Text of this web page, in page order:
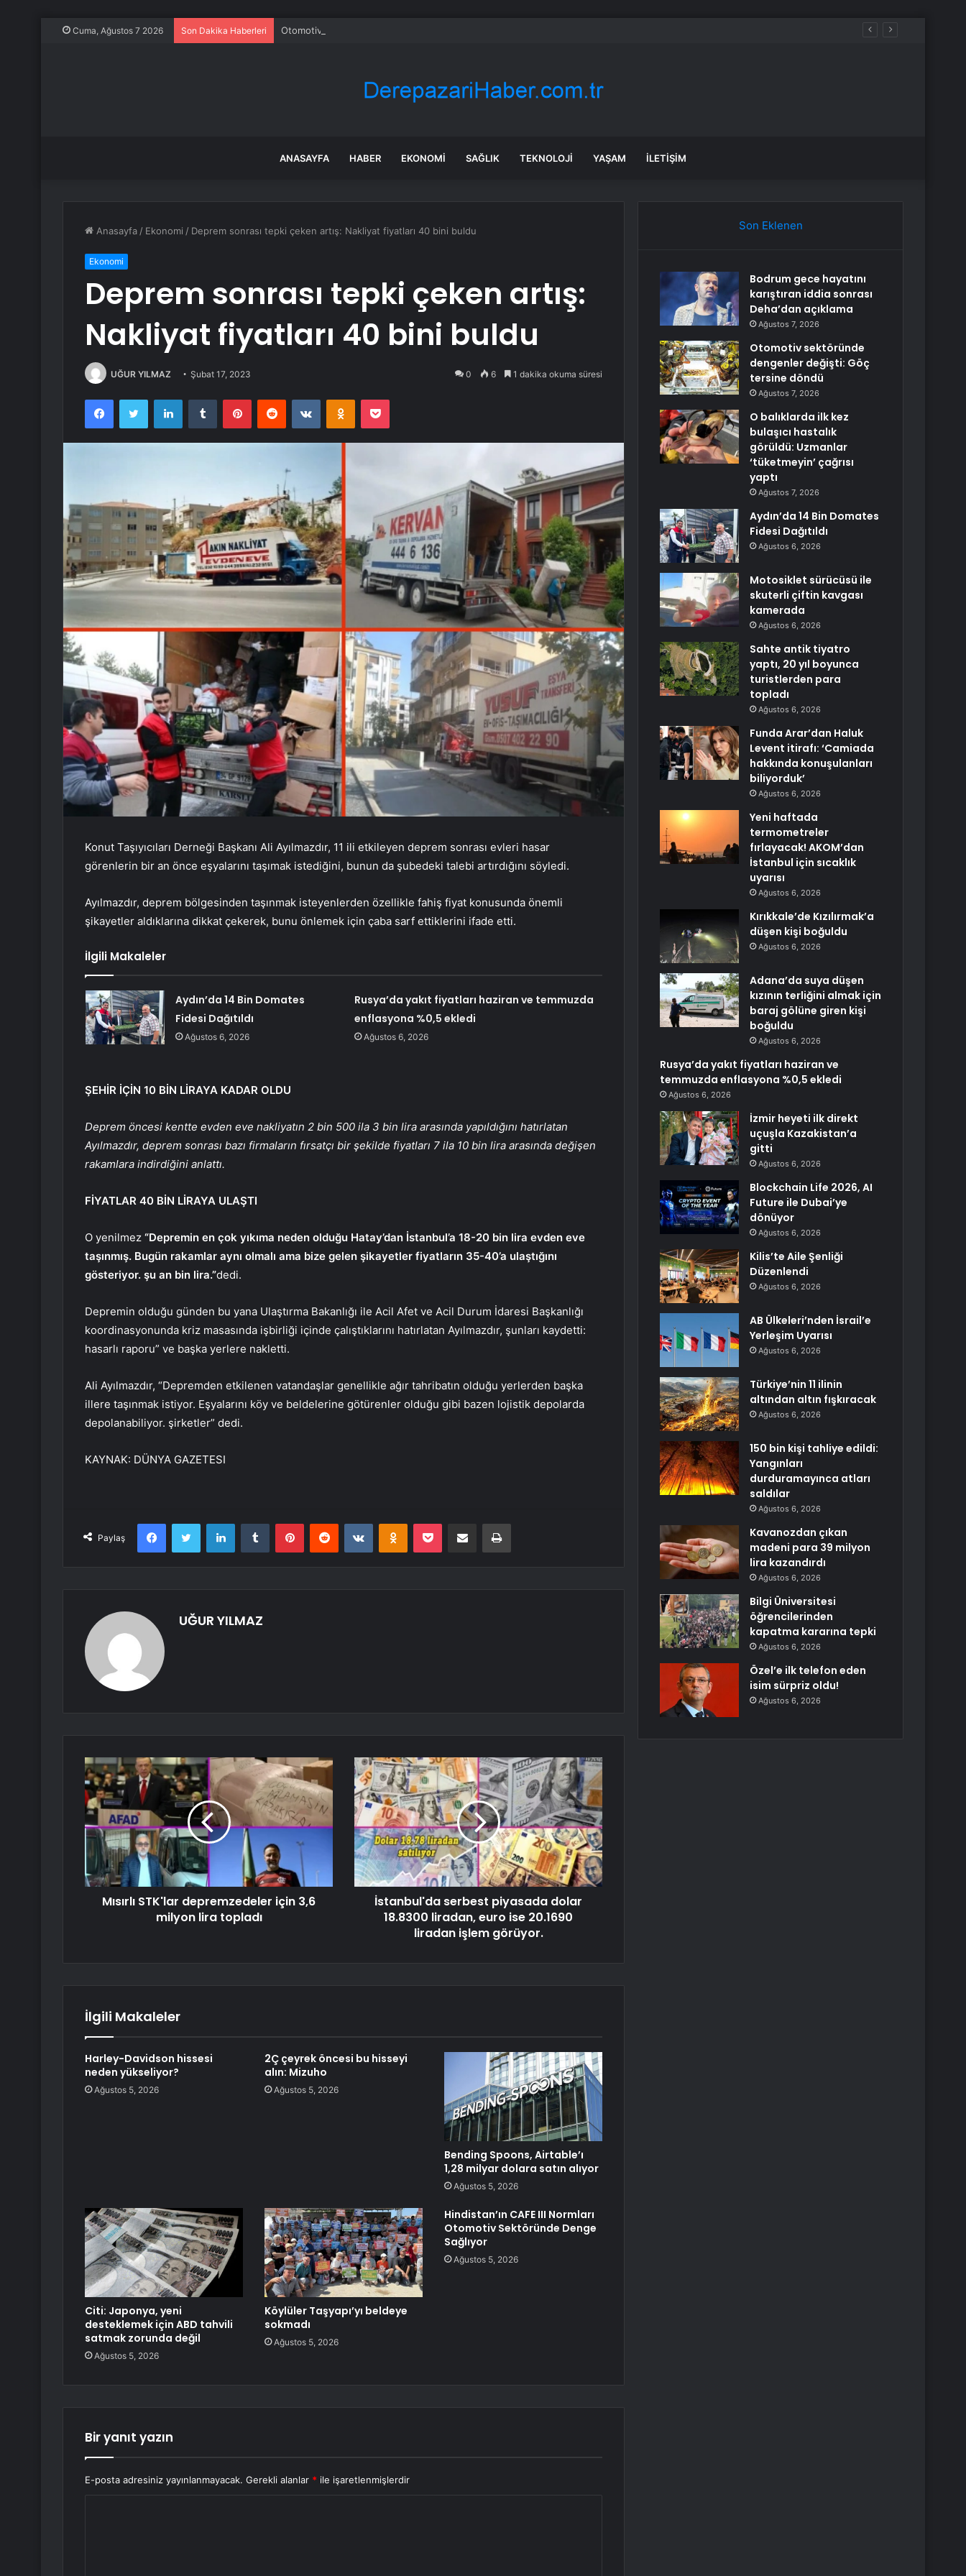
Cuma, Ağustos 7 2026 Son Dakika Haberleri Otomotiv sektöründe dengenler değişti: Göç tersine döndü
ANASAYFA HABER EKONOMI SAĞLIK TEKNOLOJI YAŞAM İLETIŞIM
Anasayfa / Ekonomi / Deprem sonrası tepki çeken artış: Nakliyat fiyatları 40 bini buldu
Ekonomi
Deprem sonrası tepki çeken artış:
Nakliyat fiyatları 40 bini buldu
UĞUR YILMAZ Şubat 17, 2023 0 6 1 dakika okuma süresi
FacebookTwitter LinkedInTumblr PinterestReddit VKontakteOdnoklassniki
Pocket
Konut Taşıyıcıları Derneği Başkanı Ali Ayılmazdır, 11 ili etkileyen deprem sonrası evleri hasar
görenlerin bir an önce eşyalarını taşımak istediğini, bunun da şubedeki talebi artırdığını söyledi.
Ayılmazdır, deprem bölgesinden taşınmak isteyenlerden özellikle fahiş fiyat konusunda önemli
şikayetler aldıklarına dikkat çekerek, bunu önlemek için çaba sarf ettiklerini ifade etti.
İlgili Makaleler
Aydın’da 14 Bin Domates
Fidesi Dağıtıldı
Ağustos 6, 2026
Rusya’da yakıt fiyatları haziran ve temmuzda
enflasyona %0,5 ekledi
Ağustos 6, 2026
ŞEHİR İÇİN 10 BİN LİRAYA KADAR OLDU
Deprem öncesi kentte evden eve nakliyatın 2 bin 500 ila 3 bin lira arasında yapıldığını hatırlatan
Ayılmazdır, deprem sonrası bazı firmaların fırsatçı bir şekilde fiyatları 7 ila 10 bin lira arasında değişen
rakamlara indirdiğini anlattı.
FİYATLAR 40 BİN LİRAYA ULAŞTI
O yenilmez “Depremin en çok yıkıma neden olduğu Hatay’dan İstanbul’a 18-20 bin lira evden eve
taşınmış. Bugün rakamlar aynı olmalı ama bize gelen şikayetler fiyatların 35-40’a ulaştığını
gösteriyor. şu an bin lira.”dedi.
Depremin olduğu günden bu yana Ulaştırma Bakanlığı ile Acil Afet ve Acil Durum İdaresi Başkanlığı
koordinasyonunda kriz masasında işbirliği içinde çalıştıklarını hatırlatan Ayılmazdır, şunları kaydetti:
hasarlı raporu” ve başka yerlere nakletti.
Ali Ayılmazdır, “Depremden etkilenen vatandaşlar genellikle ağır tahribatın olduğu yerlerden başka
illere taşınmak istiyor. Eşyalarını köy ve beldelerine götürenler olduğu gibi bazen lojistik depolarda
depolanabiliyor. şirketler” dedi.
KAYNAK: DÜNYA GAZETESI
Paylaş
FacebookTwitter LinkedInTumblr PinterestReddit VKontakteOdnoklassniki
Pocket E-Posta ile paylaş Yazdır
UĞUR YILMAZ
Mısırlı STK'lar depremzedeler için 3,6
milyon lira topladı
İstanbul'da serbest piyasada dolar
18.8300 liradan, euro ise 20.1690
liradan işlem görüyor.
İlgili Makaleler
Harley-Davidson hissesi
neden yükseliyor?
Ağustos 5, 2026
2Ç çeyrek öncesi bu hisseyi
alın: Mizuho
Ağustos 5, 2026
Bending Spoons, Airtable’ı
1,28 milyar dolara satın alıyor
Ağustos 5, 2026
Citi: Japonya, yeni
desteklemek için ABD tahvili
satmak zorunda değil
Ağustos 5, 2026
Köylüler Taşyapı’yı beldeye
sokmadı
Ağustos 5, 2026
Hindistan’ın CAFE III Normları
Otomotiv Sektöründe Denge
Sağlıyor
Ağustos 5, 2026
Bir yanıt yazın
E-posta adresiniz yayınlanmayacak. Gerekli alanlar * ile işaretlenmişlerdir
Son Eklenen
Bodrum gece hayatını
karıştıran iddia sonrası
Deha’dan açıklama
Ağustos 7, 2026
Otomotiv sektöründe
dengenler değişti: Göç
tersine döndü
Ağustos 7, 2026
O balıklarda ilk kez
bulaşıcı hastalık
görüldü: Uzmanlar
‘tüketmeyin’ çağrısı
yaptı
Ağustos 7, 2026
Aydın’da 14 Bin Domates
Fidesi Dağıtıldı
Ağustos 6, 2026
Motosiklet sürücüsü ile
skuterli çiftin kavgası
kamerada
Ağustos 6, 2026
Sahte antik tiyatro
yaptı, 20 yıl boyunca
turistlerden para
topladı
Ağustos 6, 2026
Funda Arar’dan Haluk
Levent itirafı: ‘Camiada
hakkında konuşulanları
biliyorduk’
Ağustos 6, 2026
Yeni haftada
termometreler
fırlayacak! AKOM’dan
İstanbul için sıcaklık
uyarısı
Ağustos 6, 2026
Kırıkkale’de Kızılırmak’a
düşen kişi boğuldu
Ağustos 6, 2026
Adana’da suya düşen
kızının terliğini almak için
baraj gölüne giren kişi
boğuldu
Ağustos 6, 2026
Rusya’da yakıt fiyatları haziran ve
temmuzda enflasyona %0,5 ekledi
Ağustos 6, 2026
İzmir heyeti ilk direkt
uçuşla Kazakistan’a
gitti
Ağustos 6, 2026
Blockchain Life 2026, AI
Future ile Dubai’ye
dönüyor
Ağustos 6, 2026
Kilis’te Aile Şenliği
Düzenlendi
Ağustos 6, 2026
AB Ülkeleri’nden İsrail’e
Yerleşim Uyarısı
Ağustos 6, 2026
Türkiye’nin 11 ilinin
altından altın fışkıracak
Ağustos 6, 2026
150 bin kişi tahliye edildi:
Yangınları
durduramayınca atları
saldılar
Ağustos 6, 2026
Kavanozdan çıkan
madeni para 39 milyon
lira kazandırdı
Ağustos 6, 2026
Bilgi Üniversitesi
öğrencilerinden
kapatma kararına tepki
Ağustos 6, 2026
Özel’e ilk telefon eden
isim sürpriz oldu!
Ağustos 6, 2026